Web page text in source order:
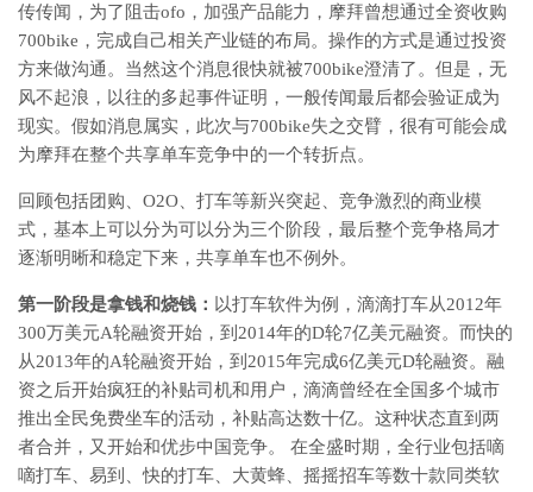
传传闻，为了阻击ofo，加强产品能力，摩拜曾想通过全资收购
700bike，完成自己相关产业链的布局。操作的方式是通过投资
方来做沟通。当然这个消息很快就被700bike澄清了。但是，无
风不起浪，以往的多起事件证明，一般传闻最后都会验证成为
现实。假如消息属实，此次与700bike失之交臂，很有可能会成
为摩拜在整个共享单车竞争中的一个转折点。
回顾包括团购、O2O、打车等新兴突起、竞争激烈的商业模
式，基本上可以分为可以分为三个阶段，最后整个竞争格局才
逐渐明晰和稳定下来，共享单车也不例外。
第一阶段是拿钱和烧钱： 以打车软件为例，滴滴打车从2012年
300万美元A轮融资开始，到2014年的D轮7亿美元融资。而快的
从2013年的A轮融资开始，到2015年完成6亿美元D轮融资。融
资之后开始疯狂的补贴司机和用户，滴滴曾经在全国多个城市
推出全民免费坐车的活动，补贴高达数十亿。这种状态直到两
者合并，又开始和优步中国竞争。 在全盛时期，全行业包括嘀
嘀打车、易到、快的打车、大黄蜂、摇摇招车等数十款同类软